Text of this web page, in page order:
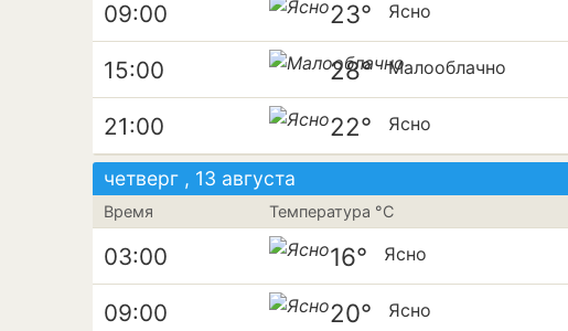
09:00 23° Ясно
15:00 28° Малооблачно
21:00 22° Ясно
четверг , 13 августа
Время Температура °C
03:00 16° Ясно
09:00 20° Ясно